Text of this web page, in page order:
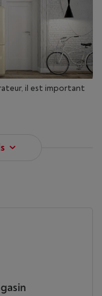
il est important